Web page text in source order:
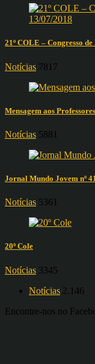
21º COLE – Congresso
Notícias 7817
Mensagem aos
Notícias 5881
Jornal Mundo Jovem nº
Notícias 5361
20º Cole
Notícias 3345
Notícias 2.146
Encontre-nos no